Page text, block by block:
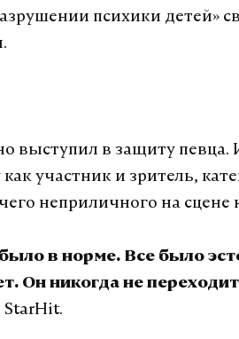
психики детей»
выступил в защиту певца.
участник и зритель,
неприличного на сцене
в норме. Все было
Он никогда не
StarHit.